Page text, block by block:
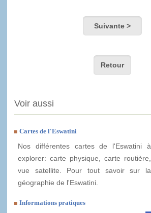
Suivante >
Retour
Voir aussi
Cartes de l'Eswatini
Nos différentes cartes de l'Eswatini à
explorer: carte physique, carte routière,
vue satellite. Pour tout savoir sur la
géographie de l'Eswatini.
Informations pratiques